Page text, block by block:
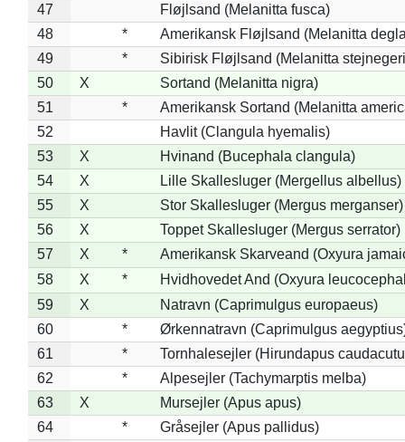
47
Fløjlsand (Melanitta fusca)
48
*
Amerikansk Fløjlsand (Melanitta
49
*
Sibirisk Fløjlsand (Melanitta
50
X
Sortand (Melanitta nigra)
51
*
Amerikansk Sortand (Melanitta
52
Havlit (Clangula hyemalis)
53
X
Hvinand (Bucephala clangula)
54
X
Lille Skallesluger (Mergellus albellus)
55
X
Stor Skallesluger (Mergus merganser)
56
X
Toppet Skallesluger (Mergus serrator)
57
X *
Amerikansk Skarveand (Oxyura
58
X *
Hvidhovedet And (Oxyura
59
X
Natravn (Caprimulgus europaeus)
60
*
Ørkennatravn (Caprimulgus
61
*
Tornhalesejler (Hirundapus
62
*
Alpesejler (Tachymarptis melba)
63
X
Mursejler (Apus apus)
64
*
Gråsejler (Apus pallidus)